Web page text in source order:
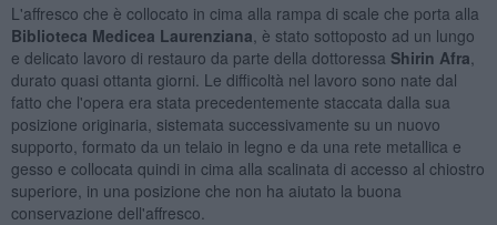
L'affresco che è collocato in cima alla rampa di scale che porta alla
Biblioteca Medicea Laurenziana , è stato sottoposto ad un lungo
e delicato lavoro di restauro da parte della dottoressa Shirin Afra
durato quasi ottanta giorni. Le difficoltà nel lavoro sono nate dal
fatto che l'opera era stata precedentemente staccata dalla sua
posizione originaria, sistemata successivamente su un nuovo
supporto, formato da un telaio in legno e da una rete metallica e
gesso e collocata quindi in cima alla scalinata di accesso al chiostro
superiore, in una posizione che non ha aiutato la buona
conservazione dell'affresco.